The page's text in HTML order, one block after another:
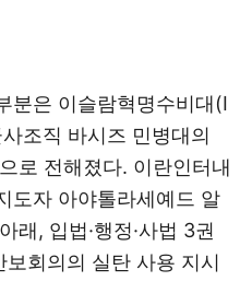
분은 이슬람혁명수비대(I
조직 바시즈 민병대의
로 전해졌다. 이란인터내
도자 아야톨라세예드 알
래, 입법·행정·사법 3권
회의의 실탄 사용 지시